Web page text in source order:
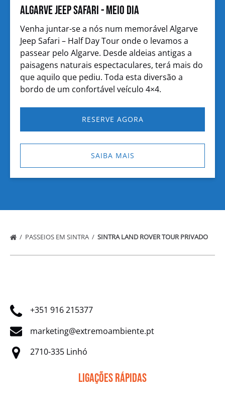
Algarve Jeep Safari - Meio Dia
Venha juntar-se a nós num memorável Algarve
Jeep Safari – Half Day Tour onde o levamos a
passear pelo Algarve. Desde aldeias antigas a
paisagens naturais espectaculares, terá mais do
que aquilo que pediu. Toda esta diversão a
bordo de um confortável veículo 4×4.
RESERVE AGORA
SAIBA MAIS
PASSEIOS EM SINTRA SINTRA LAND ROVER TOUR PRIVADO
+351 916 215377
marketing@extremoambiente.pt
2710-335 Linhó
Ligações Rápidas